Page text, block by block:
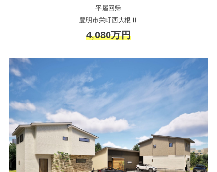
平屋回帰
豊明市栄町西大根Ⅱ
4,080万円